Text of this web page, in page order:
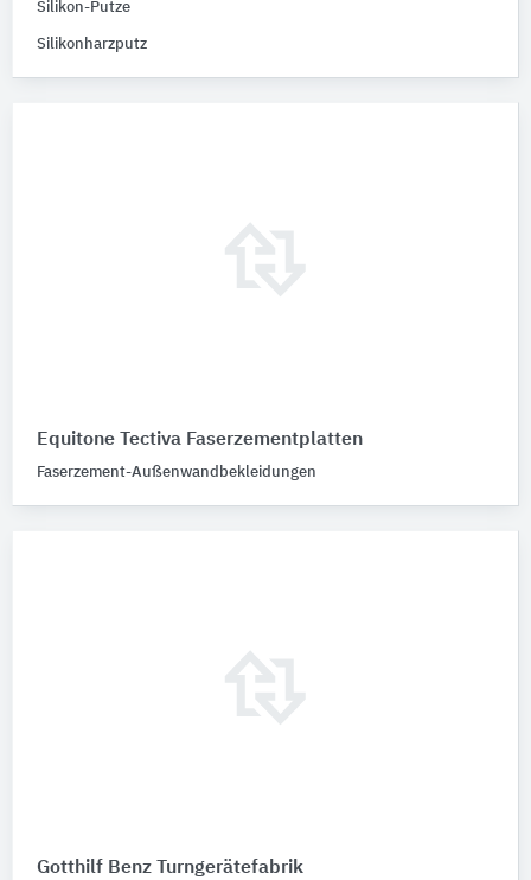
Silikon-Putze
Silikonharzputz
Equitone Tectiva Faserzementplatten
Faserzement-Außenwandbekleidungen
Gotthilf Benz Turngerätefabrik